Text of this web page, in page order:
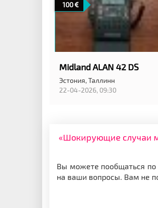
100
Midland ALAN 42 DS
Эстония,Таллинн
22-04-2026, 09:30
«Шокирующие случаи
Вы можете пообщаться по
на ваши вопросы. Вам не